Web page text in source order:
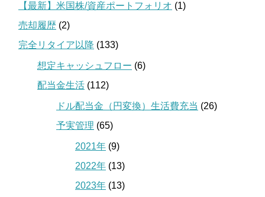
【最新】米国株/資産ポートフォリオ (1)
売却履歴 (2)
完全リタイア以降 (133)
想定キャッシュフロー (6)
配当金生活 (112)
ドル配当金（円変換）生活費充当 (26)
予実管理 (65)
2021年 (9)
2022年 (13)
2023年 (13)